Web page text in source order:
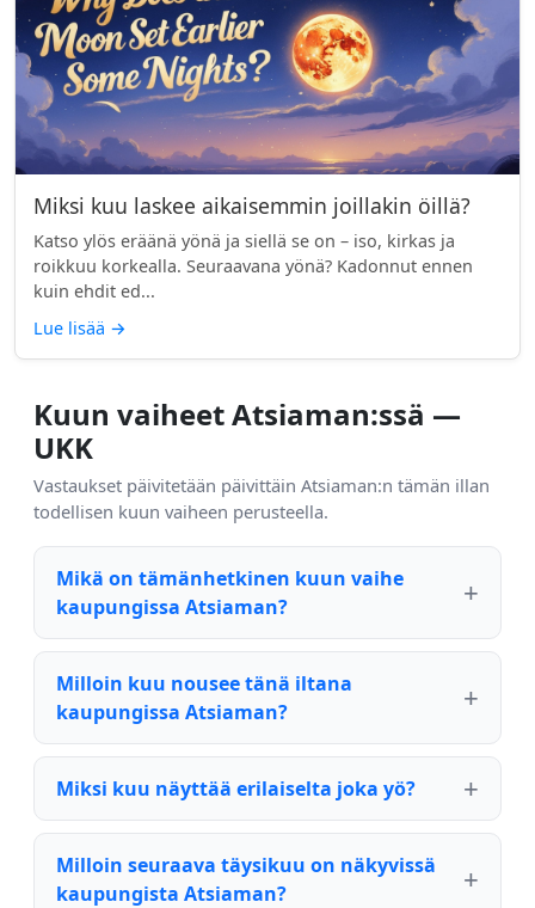
Miksi kuu laskee aikaisemmin joillakin öillä?
Katso ylös eräänä yönä ja siellä se on – iso, kirkas ja
roikkuu korkealla. Seuraavana yönä? Kadonnut ennen
kuin ehdit ed...
Lue lisää →
Kuun vaiheet Atsiaman:ssä —
UKK
Vastaukset päivitetään päivittäin Atsiaman:n tämän illan
todellisen kuun vaiheen perusteella.
Mikä on tämänhetkinen kuun vaihe
kaupungissa Atsiaman?
Milloin kuu nousee tänä iltana
kaupungissa Atsiaman?
Miksi kuu näyttää erilaiselta joka yö?
Milloin seuraava täysikuu on näkyvissä
kaupungista Atsiaman?